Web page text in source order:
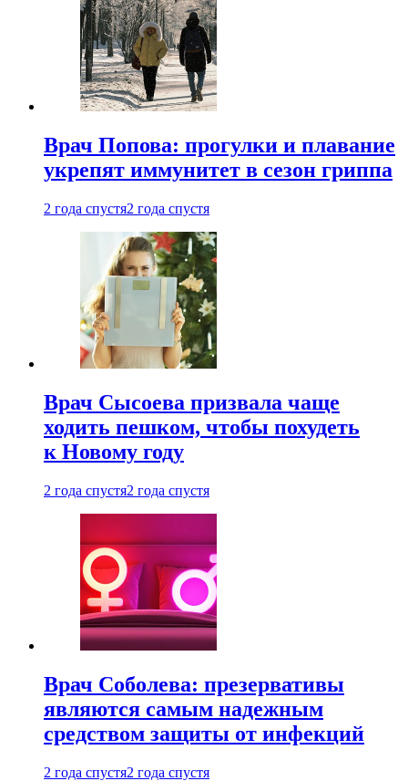
Врач Попова: прогулки и плавание
укрепят иммунитет в сезон гриппа
2 года спустя2 года спустя
Врач Сысоева призвала чаще
ходить пешком, чтобы похудеть
к Новому году
2 года спустя2 года спустя
Врач Соболева: презервативы
являются самым надежным
средством защиты от инфекций
2 года спустя2 года спустя